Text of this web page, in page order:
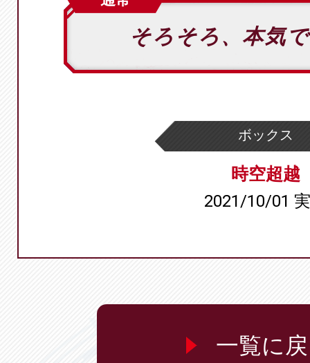
そろそろ、本気
ボックス
時空超越
2021/10/01
一覧に